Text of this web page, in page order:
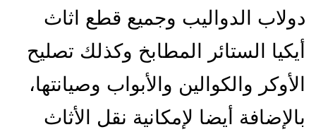
دولاب الدواليب وجميع قطع اثاث
أيكيا الستائر المطابخ وكذلك تصليح
الأوكر والكوالين والأبواب وصيانتها،
بالإضافة أيضا لإمكانية نقل الأثاث